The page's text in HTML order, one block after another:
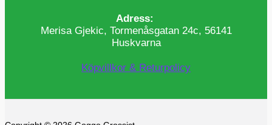
Adress:
Merisa Gjekic, Tormenåsgatan 24c, 56141
Huskvarna
Köpvillkor & Returpolicy